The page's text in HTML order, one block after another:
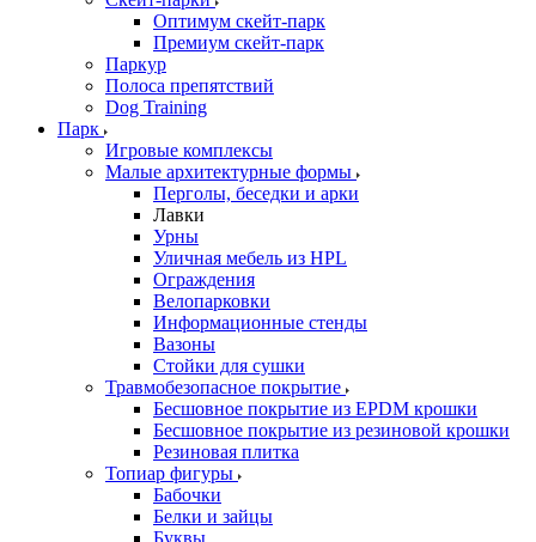
Оптимум скейт-парк
Премиум скейт-парк
Паркур
Полоса препятствий
Dog Training
Парк
Игровые комплексы
Малые архитектурные формы
Перголы, беседки и арки
Лавки
Урны
Уличная мебель из HPL
Ограждения
Велопарковки
Информационные стенды
Вазоны
Стойки для сушки
Травмобезопасное покрытие
Бесшовное покрытие из EPDM крошки
Бесшовное покрытие из резиновой крошки
Резиновая плитка
Топиар фигуры
Бабочки
Белки и зайцы
Буквы